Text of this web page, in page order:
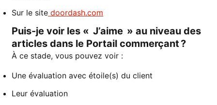
Sur le site doordash.com
Puis-je voir les « J’aime » au niveau des
articles dans le Portail commerçant ?
À ce stade, vous pouvez voir :
Une évaluation avec étoile(s) du client
Leur évaluation